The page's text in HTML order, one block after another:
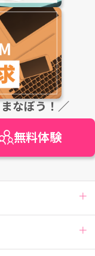
なぼう！／
無料体験